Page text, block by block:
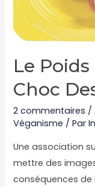
Le Poids
Choc
2 commentaires /
Véganisme / Par
Une association
mettre des
conséquences de